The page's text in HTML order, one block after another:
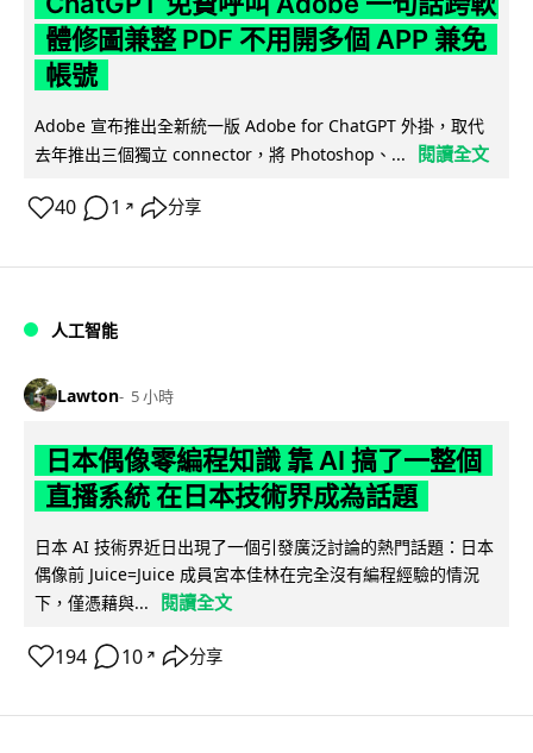
體修圖兼整 PDF 不用開多個 APP 兼免
帳號
Adobe 宣布推出全新統一版 Adobe for ChatGPT 外掛，取代
去年推出三個獨立 connector，將 Photoshop、...
閱讀全文
40 1 ↗ 分享
人工智能
Lawton 5 小時
日本偶像零編程知識 靠 AI 搞了一整個
直播系統 在日本技術界成為話題
日本 AI 技術界近日出現了一個引發廣泛討論的熱門話題：日本
偶像前 Juice=Juice 成員宮本佳林在完全沒有編程經驗的情況
下，僅憑藉與...
閱讀全文
194 10 ↗ 分享